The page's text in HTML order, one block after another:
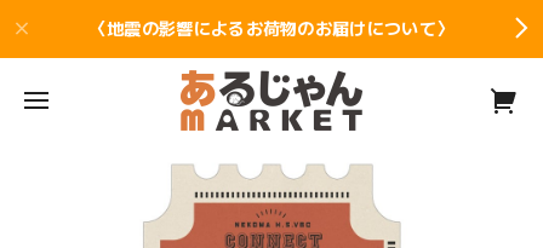
〈地震の影響によるお荷物のお届けについて〉